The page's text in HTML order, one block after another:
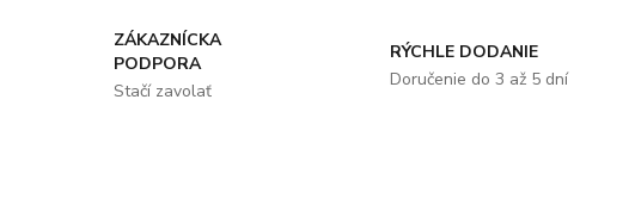
ZÁKAZNÍCKA
PODPORA
Stačí zavolať
RÝCHLE DODANIE
Doručenie do 3 až 5 dní